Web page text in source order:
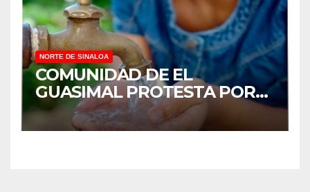
NORTE DE SINALOA
COMUNIDAD DE EL
GUASIMAL PROTESTA POR
FALTA DE AGUA POTABLE EN
MOCORITO